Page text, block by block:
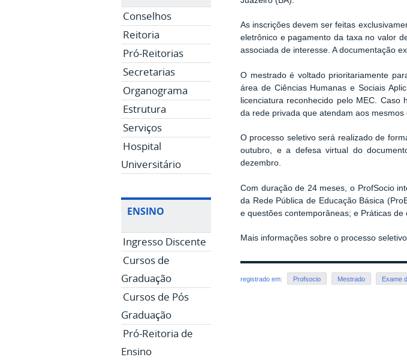
Conselhos
Reitoria
Pró-Reitorias
Secretarias
Organograma
Estrutura
Serviços
Hospital
Universitário
ENSINO
Ingresso Discente
Cursos de
Graduação
Cursos de Pós
Graduação
Pró-Reitoria de
Ensino
As inscrições devem ser feitas
eletrônico e pagamento da taxa no valor
associada de interesse. A documentação
O mestrado é voltado prioritariamente
área de Ciências Humanas e Sociais
licenciatura reconhecido pelo MEC.
da rede privada que atendam aos mesmos
O processo seletivo será realizado de
outubro, e a defesa virtual do
dezembro.
Com duração de 24 meses, o ProfSocio
da Rede Pública de Educação Básica
e questões contemporâneas; e Práticas de
Mais informações sobre o processo
registrado em: Profsocio Mestrado Exame